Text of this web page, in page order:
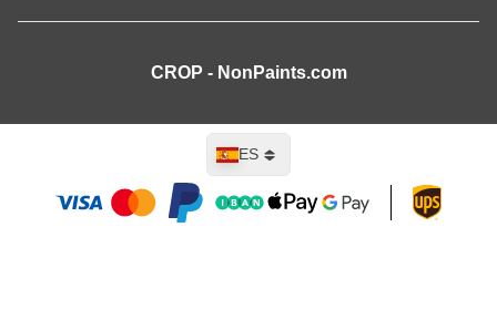
CROP - NonPaints.com
Lenguaje
ES